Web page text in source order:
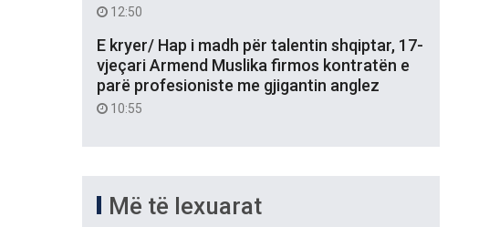
12:50
E kryer/ Hap i madh për talentin shqiptar, 17-
vjeçari Armend Muslika firmos kontratën e
parë profesioniste me gjigantin anglez
10:55
Më të lexuarat